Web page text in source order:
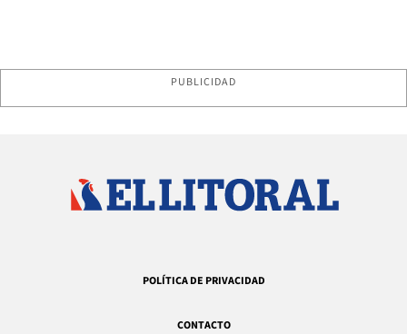
PUBLICIDAD
POLÍTICA DE PRIVACIDAD
CONTACTO